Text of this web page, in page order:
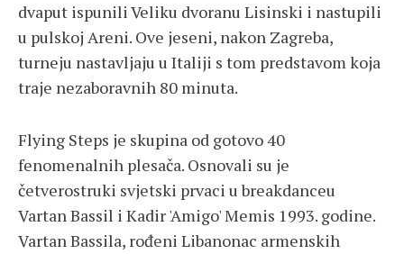
dvaput ispunili Veliku dvoranu Lisinski i nastupili
u pulskoj Areni. Ove jeseni, nakon Zagreba,
turneju nastavljaju u Italiji s tom predstavom koja
traje nezaboravnih 80 minuta.
Flying Steps je skupina od gotovo 40
fenomenalnih plesača. Osnovali su je
četverostruki svjetski prvaci u breakdanceu
Vartan Bassil i Kadir 'Amigo' Memis 1993. godine.
Vartan Bassila, rođeni Libanonac armenskih